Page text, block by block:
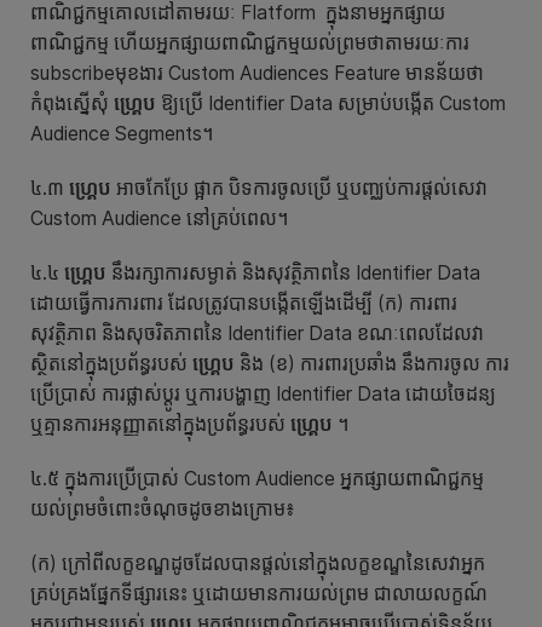
ពាណិជ្ជកម្មគោលដៅតាមរយៈ Flatform ក្នុងនាមអ្នកផ្សាយ
ពាណិជ្ជកម្ម ហើយអ្នកផ្សាយពាណិជ្ជកម្មយល់ព្រមថាតាមរយៈការ
subscribeមុខងារ Custom Audiences Feature មានន័យថា
កំពុងស្នើសុំ ហ្គ្រេប ឱ្យប្រើ Identifier Data សម្រាប់បង្កើត Custom
Audience Segments។
៤.៣ ហ្គ្រេប អាចកែប្រែ ផ្អាក បិទការចូលប្រើ ឬបញ្ឈប់ការផ្តល់សេវា
Custom Audience នៅគ្រប់ពេល។
៤.៤ ហ្គ្រេប នឹងរក្សាការសម្ងាត់ និងសុវត្ថិភាពនៃ Identifier Data
ដោយធ្វើការការពារ ដែលត្រូវបានបង្កើតឡើងដើម្បី (ក) ការពារ
សុវត្ថិភាព និងសុចរិតភាពនៃ Identifier Data ខណៈពេលដែលវា
ស្ថិតនៅក្នុងប្រព័ន្ធរបស់ ហ្គ្រេប និង (ខ) ការពារប្រឆាំង នឹងការចូល ការ
ប្រើប្រាស់ ការផ្លាស់ប្តូរ ឬការបង្ហាញ Identifier Data ដោយចៃដន្យ
ឬគ្មានការអនុញ្ញាតនៅក្នុងប្រព័ន្ធរបស់ ហ្គ្រេប ។
៤.៥ ក្នុងការប្រើប្រាស់ Custom Audience អ្នកផ្សាយពាណិជ្ជកម្ម
យល់ព្រមចំពោះចំណុចដូចខាងក្រោម៖
(ក) ក្រៅពីលក្ខខណ្ឌដូចដែលបានផ្តល់នៅក្នុងលក្ខខណ្ឌនៃសេវាអ្នក
គ្រប់គ្រងផ្នែកទីផ្សារនេះ ឬដោយមានការយល់ព្រម ជាលាយលក្ខណ៍